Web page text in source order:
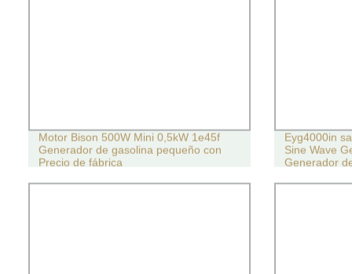
Motor Bison 500W Mini 0,5kW 1e45f
Generador de gasolina pequeño con
Precio de fábrica
Eyg4000in
Sine Wave
Generador